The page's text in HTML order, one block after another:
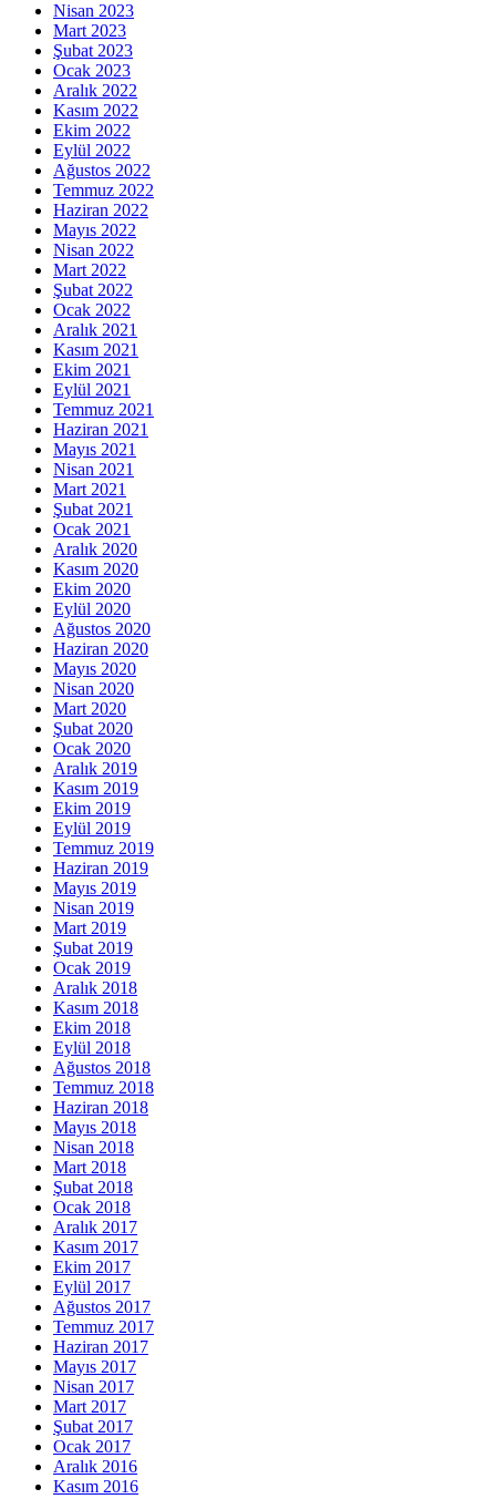
Nisan 2023
Mart 2023
Şubat 2023
Ocak 2023
Aralık 2022
Kasım 2022
Ekim 2022
Eylül 2022
Ağustos 2022
Temmuz 2022
Haziran 2022
Mayıs 2022
Nisan 2022
Mart 2022
Şubat 2022
Ocak 2022
Aralık 2021
Kasım 2021
Ekim 2021
Eylül 2021
Temmuz 2021
Haziran 2021
Mayıs 2021
Nisan 2021
Mart 2021
Şubat 2021
Ocak 2021
Aralık 2020
Kasım 2020
Ekim 2020
Eylül 2020
Ağustos 2020
Haziran 2020
Mayıs 2020
Nisan 2020
Mart 2020
Şubat 2020
Ocak 2020
Aralık 2019
Kasım 2019
Ekim 2019
Eylül 2019
Temmuz 2019
Haziran 2019
Mayıs 2019
Nisan 2019
Mart 2019
Şubat 2019
Ocak 2019
Aralık 2018
Kasım 2018
Ekim 2018
Eylül 2018
Ağustos 2018
Temmuz 2018
Haziran 2018
Mayıs 2018
Nisan 2018
Mart 2018
Şubat 2018
Ocak 2018
Aralık 2017
Kasım 2017
Ekim 2017
Eylül 2017
Ağustos 2017
Temmuz 2017
Haziran 2017
Mayıs 2017
Nisan 2017
Mart 2017
Şubat 2017
Ocak 2017
Aralık 2016
Kasım 2016